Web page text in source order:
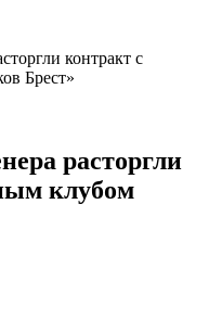
контракт с
Брест»
расторгли
клубом